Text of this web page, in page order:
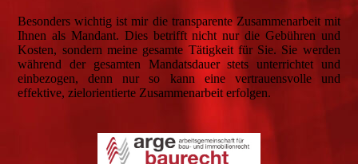
Besonders wichtig ist mir die transparente Zusammenarbeit mit
Ihnen als Mandant. Dies betrifft nicht nur die Gebühren und
Kosten, sondern meine gesamte Tätigkeit für Sie. Sie werden
während der gesamten Mandatsdauer stets unterrichtet und
einbezogen, denn nur so kann eine vertrauensvolle und
effektive, zielorientierte Zusammenarbeit erfolgen.